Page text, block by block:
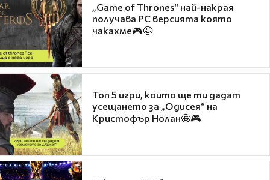
„Game of Thrones“ най-накрая
получава PC версията която
чакахме🎮🤩
Топ 5 игри, които ще ти дадат
усещането за „Одисея“ на
Кристофър Нолан🤩🎮